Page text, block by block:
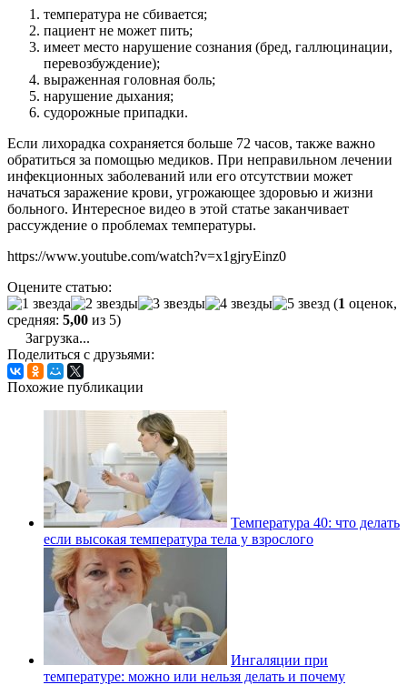
температура не сбивается;
пациент не может пить;
имеет место нарушение сознания (бред, галлюцинации,
перевозбуждение);
выраженная головная боль;
нарушение дыхания;
судорожные припадки.
Если лихорадка сохраняется больше 72 часов, также важно
обратиться за помощью медиков. При неправильном лечении
инфекционных заболеваний или его отсутствии может
начаться заражение крови, угрожающее здоровью и жизни
больного. Интересное видео в этой статье заканчивает
рассуждение о проблемах температуры.
https://www.youtube.com/watch?v=x1gjryEinz0
Оцените статью:
(1 оценок,
средняя: 5,00 из 5)
Загрузка...
Поделиться с друзьями:
Похожие публикации
Температура 40: что делать
если высокая температура тела у взрослого
Ингаляции при
температуре: можно или нельзя делать и почему